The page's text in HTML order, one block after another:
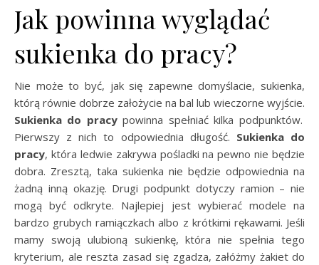
Jak powinna wyglądać
sukienka do pracy?
Nie może to być, jak się zapewne domyślacie, sukienka,
którą równie dobrze założycie na bal lub wieczorne wyjście.
Sukienka do pracypowinna spełniać kilka podpunktów.
Pierwszy z nich to odpowiednia długość. Sukienka do
pracy, która ledwie zakrywa pośladki na pewno nie będzie
dobra. Zresztą, taka sukienka nie będzie odpowiednia na
żadną inną okazję. Drugi podpunkt dotyczy ramion – nie
mogą być odkryte. Najlepiej jest wybierać modele na
bardzo grubych ramiączkach albo z krótkimi rękawami. Jeśli
mamy swoją ulubioną sukienkę, która nie spełnia tego
kryterium, ale reszta zasad się zgadza, załóżmy żakiet do